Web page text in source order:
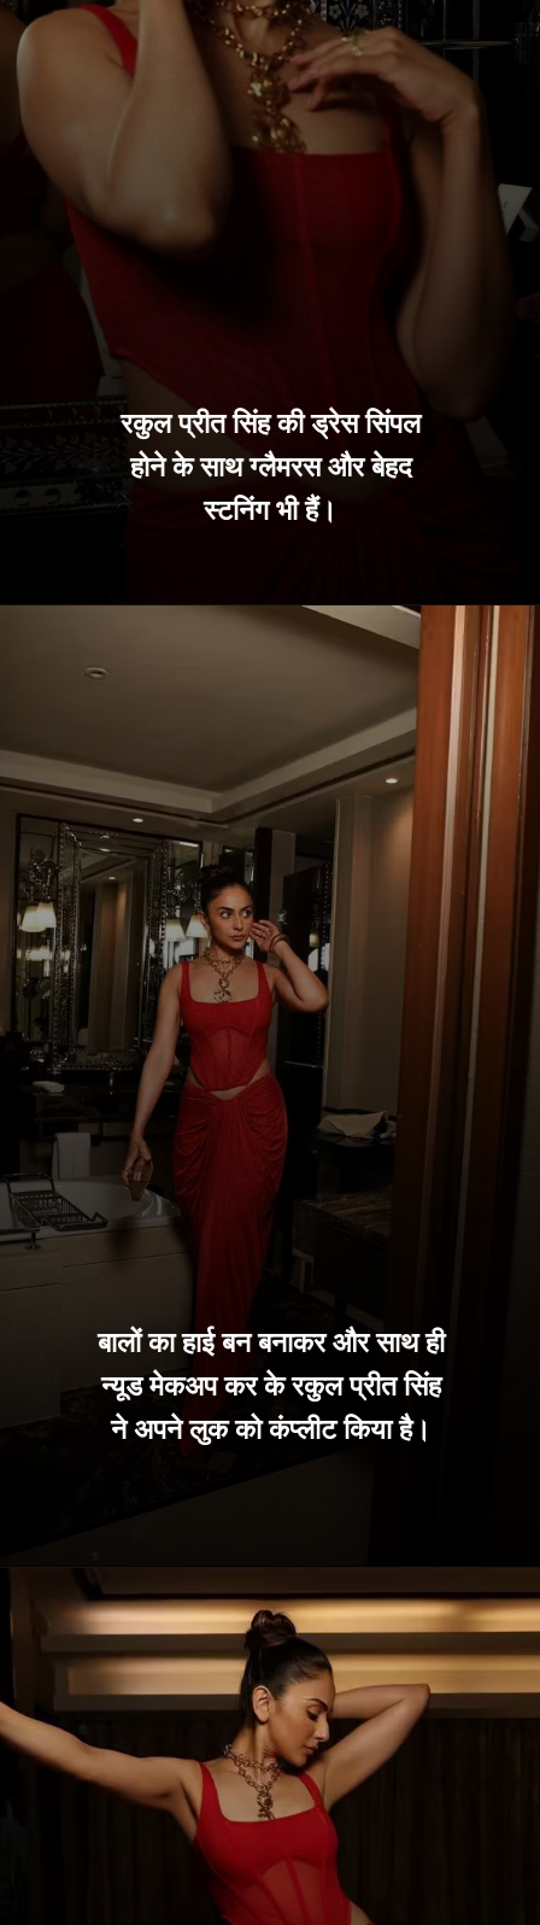
रकुल प्रीत सिंह की ड्रेस सिंपल
होने के साथ ग्लैमरस और बेहद
स्टनिंग भी हैं।
बालों का हाई बन बनाकर और साथ ही
न्यूड मेकअप कर के रकुल प्रीत सिंह
ने अपने लुक को कंप्लीट किया है।